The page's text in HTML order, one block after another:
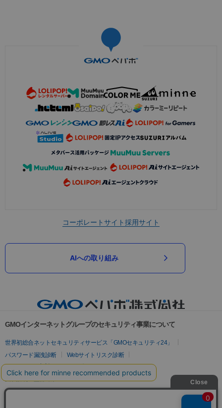
コーポレートサイト採用サイト
AIへの取り組み
GMOインターネットグループのセキュリティ事業について
世界初総合ネットセキュリティサービス「GMOセキュリティ24」
パスワード漏洩診断
Webサイトリスク診断
セキュリティ相談AIチャットボット
実在証明・盗聴対策
サイバー攻撃対策（GMOサイバーセキュリティ byイエラエ）